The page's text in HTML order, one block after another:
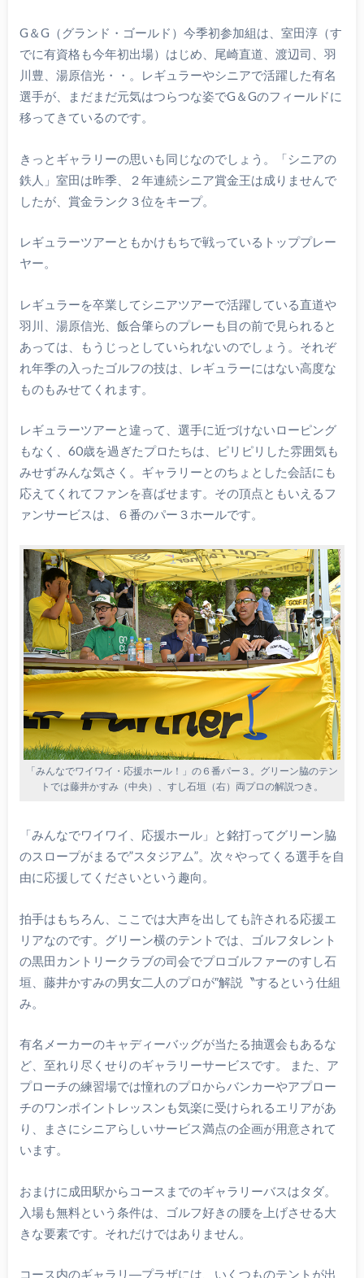
G＆G（グランド・ゴールド）今季初参加組は、室田淳（す
でに有資格も今年初出場）はじめ、尾崎直道、渡辺司、羽
川豊、湯原信光・・。レギュラーやシニアで活躍した有名
選手が、まだまだ元気はつらつな姿でG＆Gのフィールドに
移ってきているのです。
きっとギャラリーの思いも同じなのでしょう。「シニアの
鉄人」室田は昨季、２年連続シニア賞金王は成りませんで
したが、賞金ランク３位をキープ。
レギュラーツアーともかけもちで戦っているトッププレー
ヤー。
レギュラーを卒業してシニアツアーで活躍している直道や
羽川、湯原信光、飯合肇らのプレーも目の前で見られると
あっては、もうじっとしていられないのでしょう。それぞ
れ年季の入ったゴルフの技は、レギュラーにはない高度な
ものもみせてくれます。
レギュラーツアーと違って、選手に近づけないローピング
もなく、60歳を過ぎたプロたちは、ピリピリした雰囲気も
みせずみんな気さく。ギャラリーとのちょとした会話にも
応えてくれてファンを喜ばせます。その頂点ともいえるフ
ァンサービスは、６番のパー３ホールです。
「みんなでワイワイ・応援ホール！」の６番パー３。グリーン脇のテン
トでは藤井かすみ（中央）、すし石垣（右）両プロの解説つき。
「みんなでワイワイ、応援ホール」と銘打ってグリーン脇
のスロープがまるで”スタジアム”。次々やってくる選手を自
由に応援してくださいという趣向。
拍手はもちろん、ここでは大声を出しても許される応援エ
リアなのです。グリーン横のテントでは、ゴルフタレント
の黒田カントリークラブの司会でプロゴルファーのすし石
垣、藤井かすみの男女二人のプロが″解説〝するという仕組
み。
有名メーカーのキャディーバッグが当たる抽選会もあるな
ど、至れり尽くせりのギャラリーサービスです。 また、ア
プローチの練習場では憧れのプロからバンカーやアプロー
チのワンポイントレッスンも気楽に受けられるエリアがあ
り、まさにシニアらしいサービス満点の企画が用意されて
います。
おまけに成田駅からコースまでのギャラリーバスはタダ。
入場も無料という条件は、ゴルフ好きの腰を上げさせる大
きな要素です。それだけではありません。
コース内のギャラリ―プラザには、いくつものテントが出